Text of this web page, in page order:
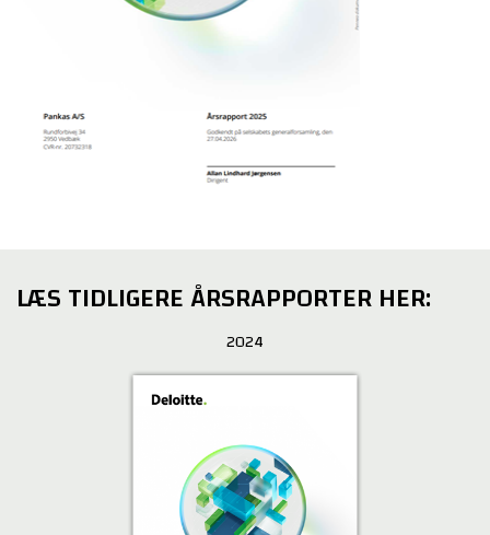
LÆS TIDLIGERE ÅRSRAPPORTER HER:
2024